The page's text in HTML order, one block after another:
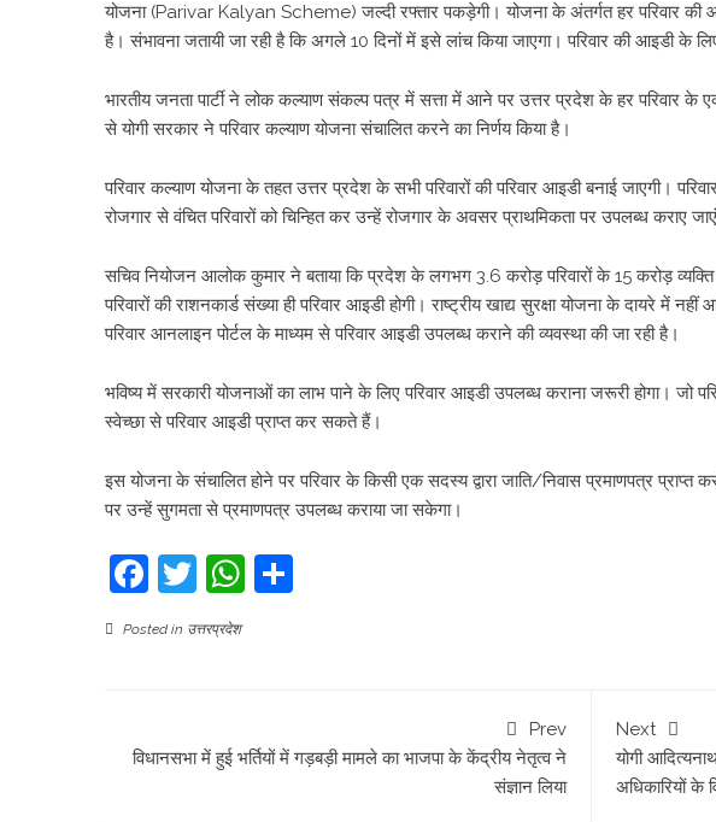
योजना (Parivar Kalyan Scheme) जल्दी रफ्तार पकड़ेगी। योजना के अंतर्गत हर परिवार की
है। संभावना जतायी जा रही है कि अगले 10 दिनों में इसे लांच किया जाएगा। परिवार की आइडी के
भारतीय जनता पार्टी ने लोक कल्याण संकल्प पत्र में सत्ता में आने पर उत्तर प्रदेश के हर परिवार के
से योगी सरकार ने परिवार कल्याण योजना संचालित करने का निर्णय किया है।
परिवार कल्याण योजना के तहत उत्तर प्रदेश के सभी परिवारों की परिवार आइडी बनाई जाएगी।
रोजगार से वंचित परिवारों को चिन्हित कर उन्हें रोजगार के अवसर प्राथमिकता पर उपलब्ध कराए
सचिव नियोजन आलोक कुमार ने बताया कि प्रदेश के लगभग 3.6 करोड़ परिवारों के 15 करोड़ व्यक्ति
परिवारों की राशनकार्ड संख्या ही परिवार आइडी होगी। राष्ट्रीय खाद्य सुरक्षा योजना के दायरे में
परिवार आनलाइन पोर्टल के माध्यम से परिवार आइडी उपलब्ध कराने की व्यवस्था की जा रही है।
भविष्य में सरकारी योजनाओं का लाभ पाने के लिए परिवार आइडी उपलब्ध कराना जरूरी होगा। जो
स्वेच्छा से परिवार आइडी प्राप्त कर सकते हैं।
इस योजना के संचालित होने पर परिवार के किसी एक सदस्य द्वारा जाति/निवास प्रमाणपत्र
पर उन्हें सुगमता से प्रमाणपत्र उपलब्ध कराया जा सकेगा।
Facebook
TwitterWhatsApp
Posted in उत्तरप्रदेश
Prev
विधानसभा में हुई भर्तियों में गड़बड़ी मामले का भाजपा के केंद्रीय नेतृत्व ने
संज्ञान लिया
Next
योगी
अध‍िकार‍ियों के